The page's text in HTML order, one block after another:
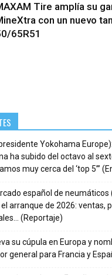
Tire amplía su
con un nuevo
65R51
Yokohama
ha subido del octavo al
muy cerca del ‘top 5’”
español de neumáticos
arranque de 2026: ventas,
(Reportaje)
su cúpula en Europa y
general para Francia y